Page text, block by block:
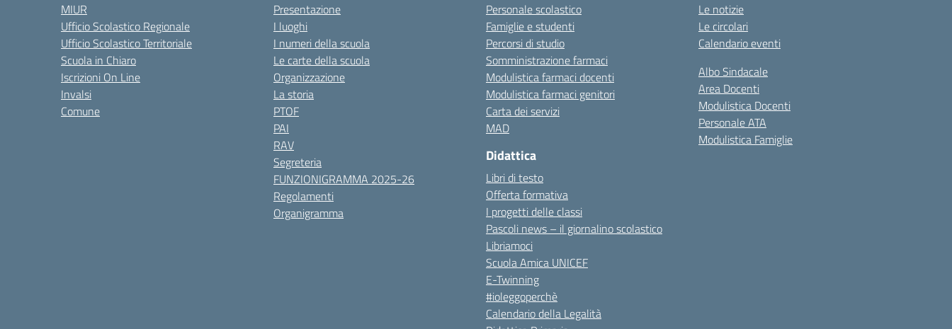
MIUR
Ufficio Scolastico Regionale
Ufficio Scolastico Territoriale
Scuola in Chiaro
Iscrizioni On Line
Invalsi
Comune
Presentazione
I luoghi
I numeri della scuola
Le carte della scuola
Organizzazione
La storia
PTOF
PAI
RAV
Segreteria
FUNZIONIGRAMMA 2025-26
Regolamenti
Organigramma
Personale scolastico
Famiglie e studenti
Percorsi di studio
Somministrazione farmaci
Modulistica farmaci docenti
Modulistica farmaci genitori
Carta dei servizi
MAD
Didattica
Libri di testo
Offerta formativa
I progetti delle classi
Pascoli news – il giornalino scolastico
Libriamoci
Scuola Amica UNICEF
E-Twinning
#ioleggoperchè
Calendario della Legalità
Le notizie
Le circolari
Calendario eventi
Albo Sindacale
Area Docenti
Modulistica Docenti
Personale ATA
Modulistica Famiglie